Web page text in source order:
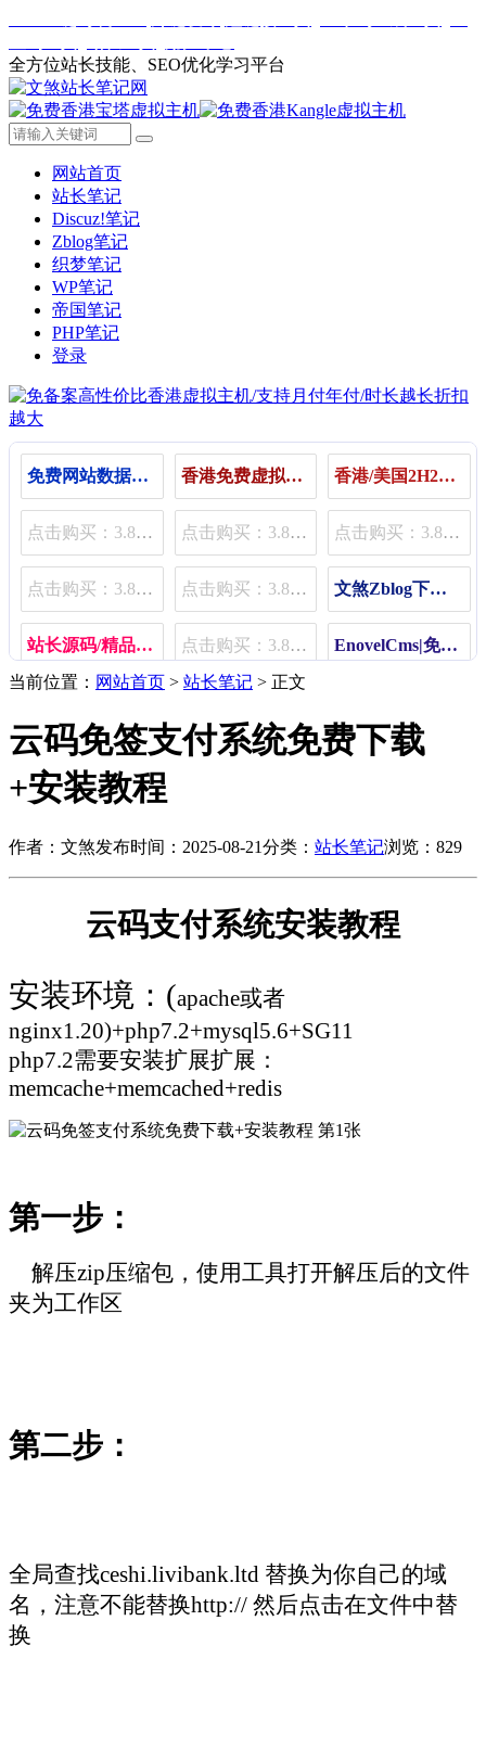
全方位站长技能、SEO优化学习平台
网站首页
站长笔记
Discuz!笔记
Zblog笔记
织梦笔记
WP笔记
帝国笔记
PHP笔记
登录
免费网站数据统计 香港免费虚拟主机（Kangle，宝塔主机） 香港/美国2H2G云服务器25月起
点击购买：3.80元/月 | 11.80元/季 | 48.80元/年 点击购买：3.80元/月 | 11.80元/季 | 48.80元/年 点击购买：3.80元/月 | 11.80元/季 | 48.80元/年
点击购买：3.80元/月 | 11.80元/季 | 48.80元/年 点击购买：3.80元/月 | 11.80元/季 | 48.80元/年 文煞Zblog下载插件（限速、限用户组、限费）
站长源码/精品源码/插件免费下载 点击购买：3.80元/月 | 11.80元/季 | 48.80元/年 EnovelCms|免费小说程序
当前位置： 网站首页 > 站长笔记 > 正文
云码免签支付系统免费下载
+安装教程
作者：文煞发布时间：2025-08-21分类： 站长笔记浏览：829
云码支付系统安装教程
安装环境： (apache或者
nginx1.20)+php7.2+mysql5.6+SG11
php7.2需要安装扩展扩展 ：
memcache+memcached+redis
第一步：
解压zip压缩包，使用工具打开解压后的文件
夹为工作区
第二步：
全局查找ceshi.livibank.ltd 替换为你自己的域
名，注意不能替换http:// 然后点击在文件中替
换